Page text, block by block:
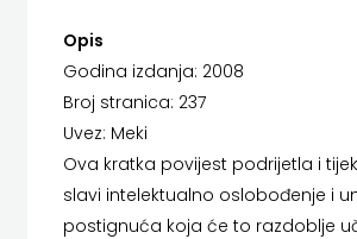
HD
HERCEG
STJEPAN
LUMEN
MATICA HRVATSKA
MLADINSKA KNJIGA
Opis
Godina izdanja: 2008
Broj stranica: 237
Uvez: Meki
Ova kratka povijest podrijetla i
slavi intelektualno oslobođenje i
postignuća koja će to razdoblje